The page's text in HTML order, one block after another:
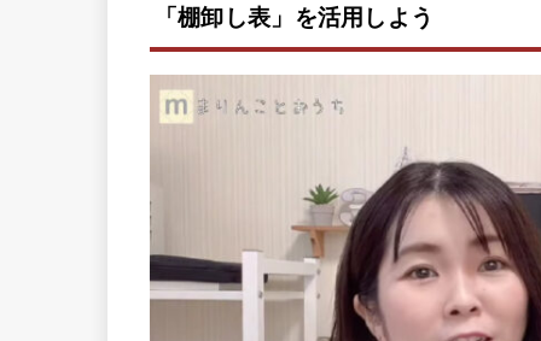
「棚卸し表」を活用しよう